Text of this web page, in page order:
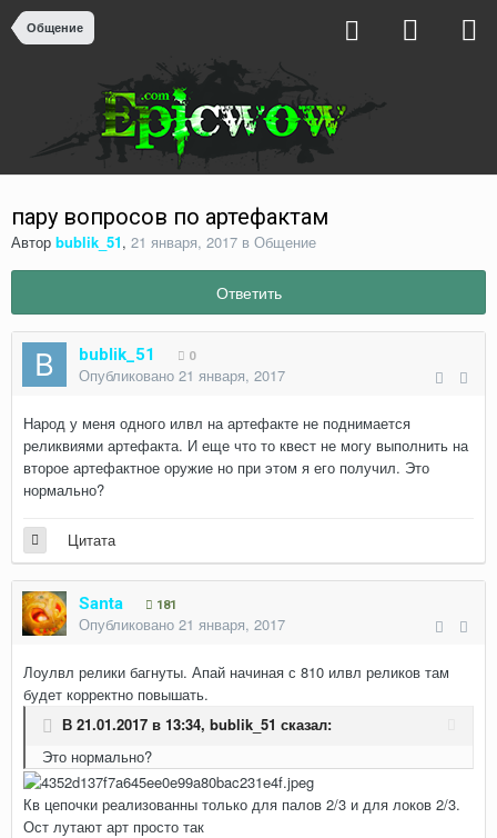
Общение
пару вопросов по артефактам
Автор bublik_51, 21 января, 2017 в Общение
Ответить
bublik_51 0
Опубликовано 21 января, 2017
Народ у меня одного илвл на артефакте не поднимается
реликвиями артефакта. И еще что то квест не могу выполнить на
второе артефактное оружие но при этом я его получил. Это
нормально?
Цитата
Santa 181
Опубликовано 21 января, 2017
Лоулвл релики багнуты. Апай начиная с 810 илвл реликов там
будет корректно повышать.
В 21.01.2017 в 13:34, bublik_51 сказал:
Это нормально?
Кв цепочки реализованны только для палов 2/3 и для локов 2/3.
Ост лутают арт просто так